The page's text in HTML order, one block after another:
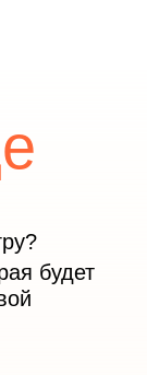
будет